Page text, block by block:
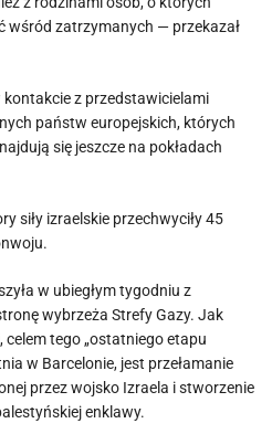
wśród zatrzymanych — przekazał
kontakcie z przedstawicielami
państw europejskich, których
się jeszcze na pokładach
siły izraelskie przechwyciły 45
w ubiegłym tygodniu z
wybrzeża Strefy Gazy. Jak
tego „ostatniego etapu
w Barcelonie, jest przełamanie
przez wojsko Izraela i stworzenie
enklawy.